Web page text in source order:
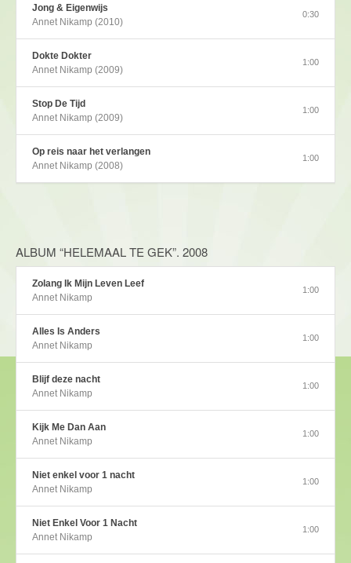
Jong & Eigenwijs
Annet Nikamp (2010)
0:30
Dokte Dokter
Annet Nikamp (2009)
1:00
Stop De Tijd
Annet Nikamp (2009)
1:00
Op reis naar het verlangen
Annet Nikamp (2008)
1:00
ALBUM “HELEMAAL TE GEK”. 2008
Zolang Ik Mijn Leven Leef
Annet Nikamp
1:00
Alles Is Anders
Annet Nikamp
1:00
Blijf deze nacht
Annet Nikamp
1:00
Kijk Me Dan Aan
Annet Nikamp
1:00
Niet enkel voor 1 nacht
Annet Nikamp
1:00
Niet Enkel Voor 1 Nacht
Annet Nikamp
1:00